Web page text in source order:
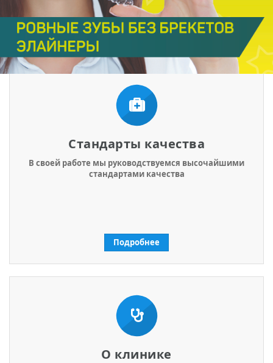
Стандарты качества
В своей работе мы руководствуемся высочайшими
стандартами качества
Подробнее
О клинике